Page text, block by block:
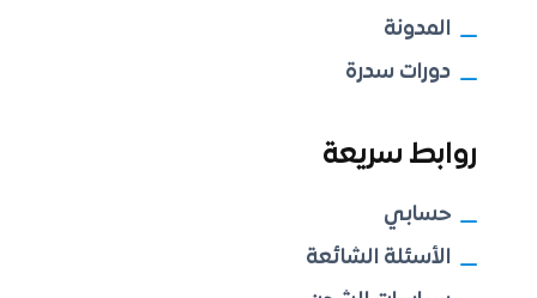
المدونة
دورات سدرة
روابط سريعة
حسابي
الأسئلة الشائعة